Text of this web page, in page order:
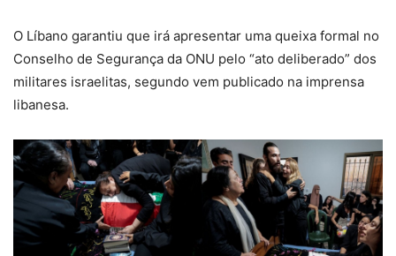
O Líbano garantiu que irá apresentar uma queixa formal no
Conselho de Segurança da ONU pelo “ato deliberado” dos
militares israelitas, segundo vem publicado na imprensa
libanesa.